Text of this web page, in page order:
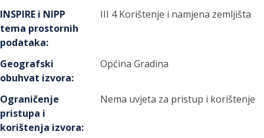
INSPIRE i NIPP
tema prostornih
podataka:
III 4 Korištenje i namjena zemljišta
Geografski
obuhvat izvora:
Općina Gradina
Ograničenje
pristupa i
korištenja izvora:
Nema uvjeta za pristup i korištenje